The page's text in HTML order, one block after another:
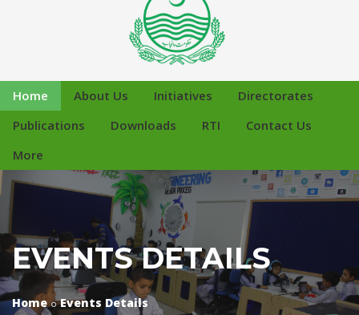
Home About Us Initiatives
Directorates
Publications
Downloads RTI
Contact Us
More
EVENTS DETAILS
Home Events Details